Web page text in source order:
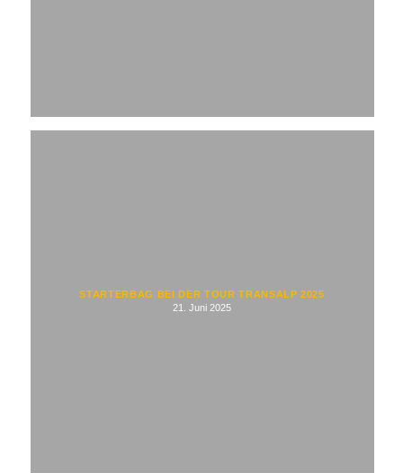
STARTERBAG BEI DER TOUR TRANSALP 2025
21. Juni 2025